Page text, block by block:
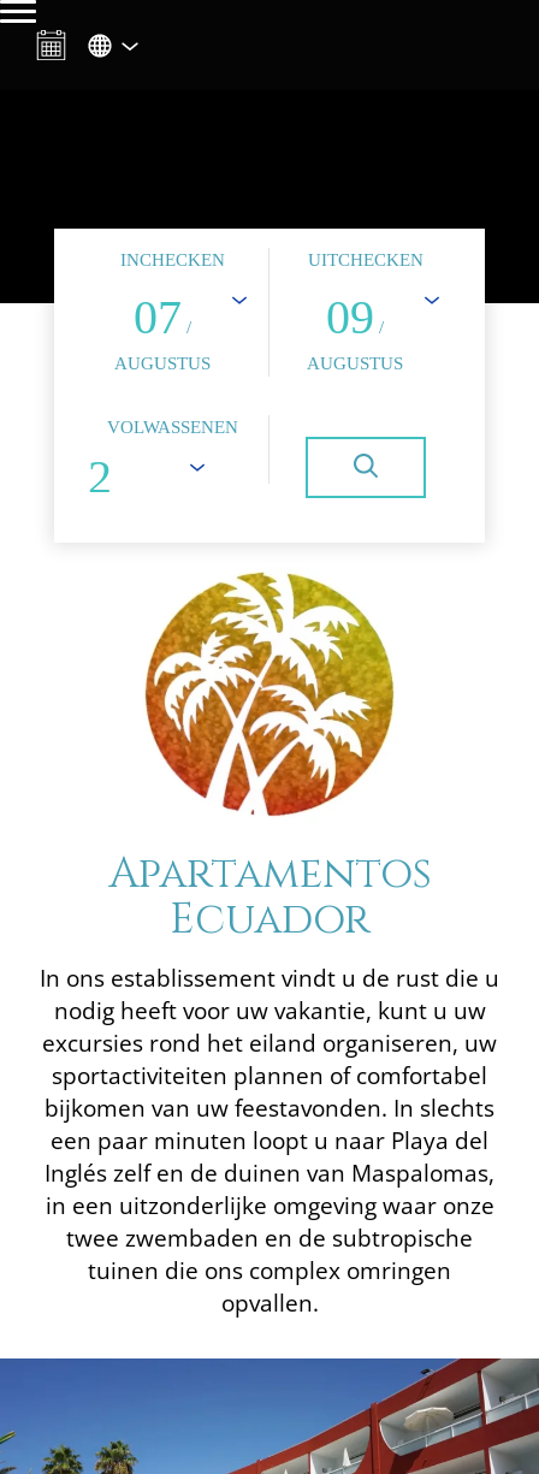
INCHECKEN
07 /
AUGUSTUS
UITCHECKEN
09 /
AUGUSTUS
VOLWASSENEN
Apartamentos
Ecuador
In ons establissement vindt u de rust die u
nodig heeft voor uw vakantie, kunt u uw
excursies rond het eiland organiseren, uw
sportactiviteiten plannen of comfortabel
bijkomen van uw feestavonden. In slechts
een paar minuten loopt u naar Playa del
Inglés zelf en de duinen van Maspalomas,
in een uitzonderlijke omgeving waar onze
twee zwembaden en de subtropische
tuinen die ons complex omringen
opvallen.